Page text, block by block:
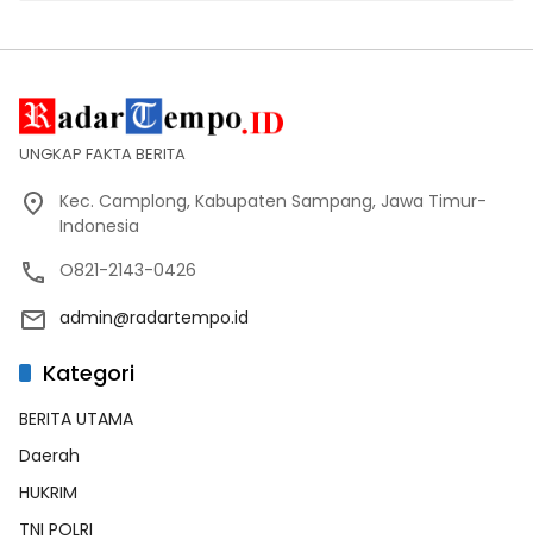
UNGKAP FAKTA BERITA
Kec. Camplong, Kabupaten Sampang, Jawa Timur-
Indonesia
O821-2143-0426
admin@radartempo.id
Kategori
BERITA UTAMA
Daerah
HUKRIM
TNI POLRI